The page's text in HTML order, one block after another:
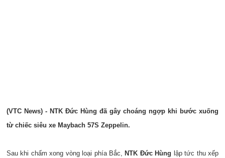
(VTC News) - NTK Đức Hùng đã gây choáng ngợp khi bước xuống
từ chiếc siêu xe Maybach 57S Zeppelin.
Sau khi chấm xong vòng loại phía Bắc, NTK Đức Hùng lập tức thu xếp